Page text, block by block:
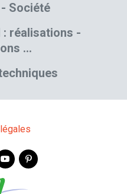
Société
: réalisations -
…